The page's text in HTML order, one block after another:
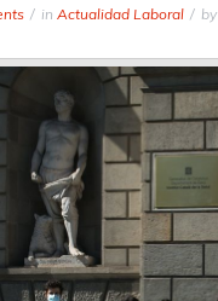
in Actualidad Laboral by